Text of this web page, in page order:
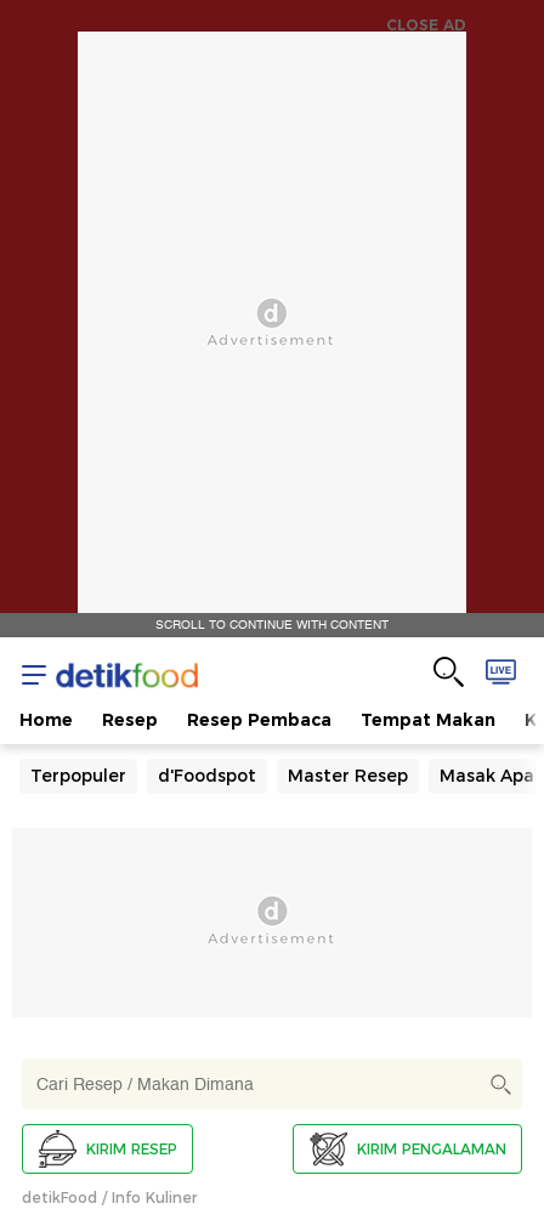
CLOSE AD
SCROLL TO CONTINUE WITH CONTENT
Home Resep Resep Pembaca Tempat Makan
Terpopuler d'Foodspot Master Resep Masak Apa
KIRIM RESEP KIRIM PENGALAMAN
detikFood Info Kuliner